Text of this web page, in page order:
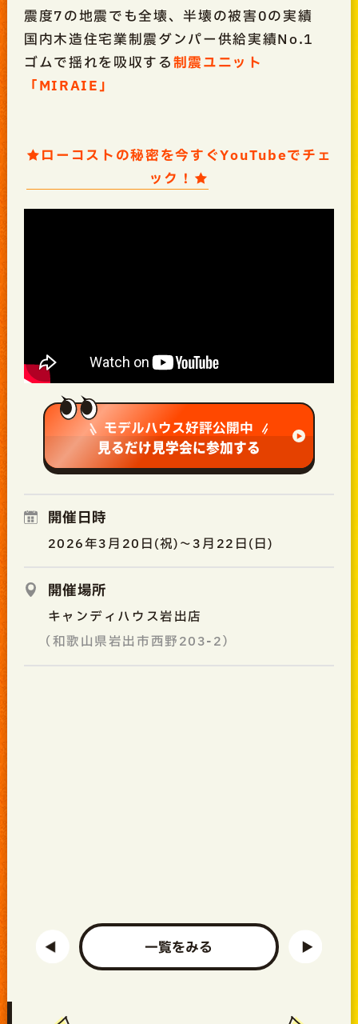
震度7の地震でも全壊、半壊の被害0の実績
国内木造住宅業制震ダンパー供給実績No.1
ゴムで揺れを吸収する制震ユニット
「MIRAIE」
★ローコストの秘密を今すぐYouTubeでチェ
ック！★
モデルハウス好評公開中
見るだけ見学会に参加する
開催日時
2026年3月20日(祝)～3月22日(日)
開催場所
キャンディハウス岩出店
（和歌山県岩出市西野203-2）
一覧をみる